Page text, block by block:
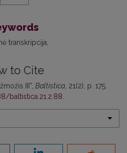
transkripcija
to Cite
III”, Baltistica , 21(2), p. 175.
baltistica.21.2.88